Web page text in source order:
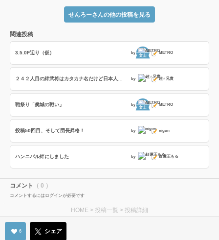
せんろーさんの他の投稿を見る
関連投稿
3.5.0F辺り（仮） by
文士
METRO
by 超♂兄貴
戦祭り「樊城の戦い」 by
文士
METRO
投稿50回目、そして団長昇格！ by nigon
ハンニバル絆にしました by 紅蓮王もる
コメント （ 0 ）
コメントするにはログインが必要です
HOME > 投稿一覧 > 投稿詳細
6 シェア